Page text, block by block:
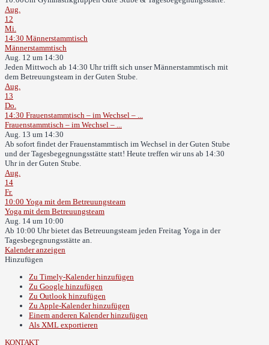
Aug.
12
Mi.
14:30 Männerstammtisch
Männerstammtisch
Aug. 12 um 14:30
Jeden Mittwoch ab 14:30 Uhr trifft sich unser Männerstammtisch mit
dem Betreuungsteam in der Guten Stube.
Aug.
13
Do.
14:30 Frauenstammtisch – im Wechsel – ...
Frauenstammtisch – im Wechsel – ...
Aug. 13 um 14:30
Ab sofort findet der Frauenstammtisch im Wechsel in der Guten Stube
und der Tagesbegegnungsstätte statt! Heute treffen wir uns ab 14:30
Uhr in der Guten Stube.
Aug.
14
Fr.
10:00 Yoga mit dem Betreuungsteam
Yoga mit dem Betreuungsteam
Aug. 14 um 10:00
Ab 10:00 Uhr bietet das Betreuungsteam jeden Freitag Yoga in der
Tagesbegegnungsstätte an.
Kalender anzeigen
Hinzufügen
Zu Timely-Kalender hinzufügen
Zu Google hinzufügen
Zu Outlook hinzufügen
Zu Apple-Kalender hinzufügen
Einem anderen Kalender hinzufügen
Als XML exportieren
KONTAKT